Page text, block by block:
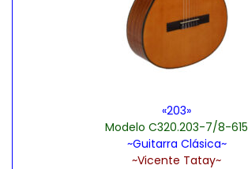
«203»
Modelo C320.203-7/8-615
~Guitarra Clásica~
~Vicente Tatay~